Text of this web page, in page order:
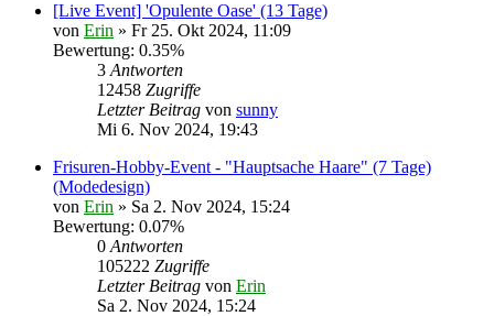
[Live Event] 'Opulente Oase' (13 Tage)
von Erin » Fr 25. Okt 2024, 11:09
Bewertung: 0.35%
3 Antworten
12458 Zugriffe
Letzter Beitrag von sunny
Mi 6. Nov 2024, 19:43
Frisuren-Hobby-Event - "Hauptsache Haare" (7 Tage)
(Modedesign)
von Erin » Sa 2. Nov 2024, 15:24
Bewertung: 0.07%
0 Antworten
105222 Zugriffe
Letzter Beitrag von Erin
Sa 2. Nov 2024, 15:24